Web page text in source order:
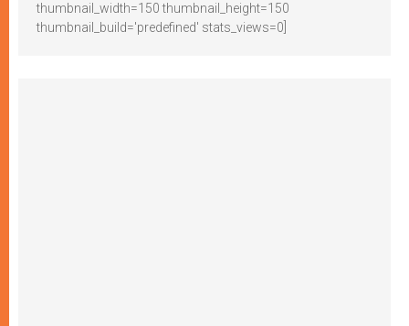
thumbnail_width=150 thumbnail_height=150
thumbnail_build='predefined' stats_views=0]